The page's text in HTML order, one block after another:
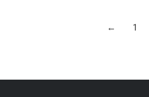
← 1